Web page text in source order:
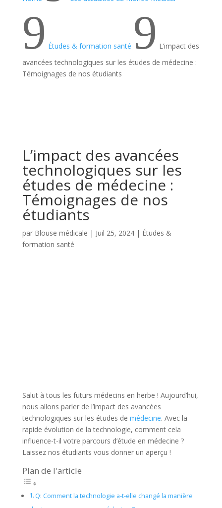
9 Études & formation santé 9 L’impact des
avancées technologiques sur les études de médecine :
Témoignages de nos étudiants
L’impact des avancées
technologiques sur les
études de médecine :
Témoignages de nos
étudiants
par Blouse médicale | Juil 25, 2024| Études &
formation santé
Salut à tous les futurs médecins en herbe ! Aujourd’hui,
nous allons parler de l’impact des avancées
technologiques sur les études de médecine. Avec la
rapide évolution de la technologie, comment cela
influence-t-il votre parcours d’étude en médecine ?
Laissez nos étudiants vous donner un aperçu !
Plan de l'article
Q: Comment la technologie a-t-elle changé la manière